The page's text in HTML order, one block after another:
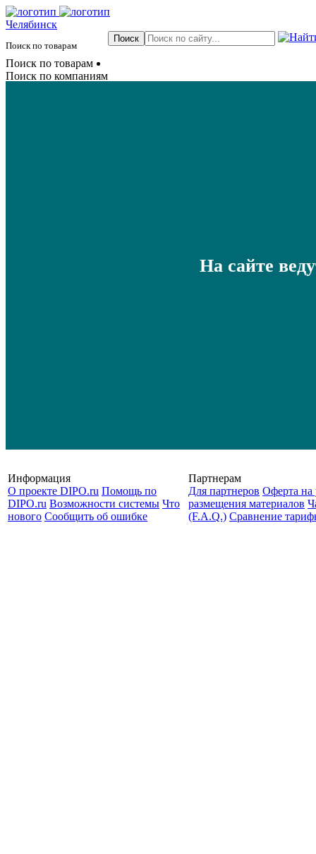
Челябинск
Поиск по товарам
Поиск по товарам
Поиск по компаниям
На сайте
Информация
О проекте DIPO.ru Помощь по
DIPO.ru Возможности системы Что
нового Сообщить об ошибке
Партнерам
Для партнеров Оферта на
размещения материалов
(F.A.Q.) Cравнение